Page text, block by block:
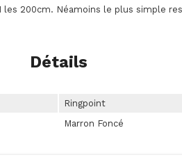
200cm. Néamoins le plus simple
Détails
Ringpoint
Marron Foncé